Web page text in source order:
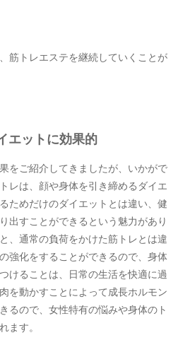
筋トレエステを継続していくことが
エットに効果的
をご紹介してきましたが、いかがで
レは、顔や身体を引き締めるダイエ
ためだけのダイエットとは違い、健
出すことができるという魅力があり
、通常の負荷をかけた筋トレとは違
強化をすることができるので、身体
けることは、日常の生活を快適に過
を動かすことによって成長ホルモン
るので、女性特有の悩みや身体のト
ます。